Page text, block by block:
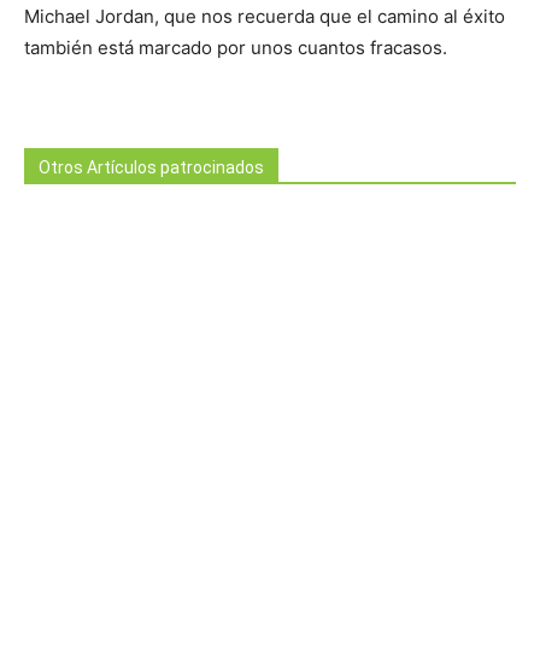
Michael Jordan, que nos recuerda que el camino al éxito
también está marcado por unos cuantos fracasos.
Otros Artículos patrocinados